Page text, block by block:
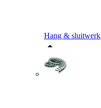
Hang & sluitwerk